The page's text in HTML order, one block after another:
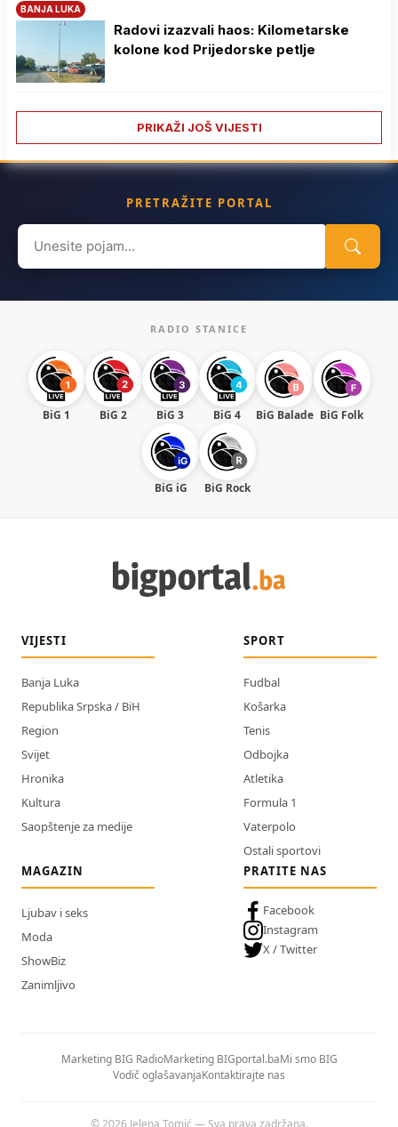
BANJA LUKA
Radovi izazvali haos: Kilometarske
kolone kod Prijedorske petlje
PRIKAŽI JOŠ VIJESTI
PRETRAŽITE PORTAL
Search
for:
RADIO STANICE
BiG 1 BiG 2 BiG 3 BiG 4 BiG Balade BiG Folk
BiG iG BiG Rock
VIJESTI
Banja Luka
Republika Srpska / BiH
Region
Svijet
Hronika
Kultura
Saopštenje za medije
SPORT
Fudbal
Košarka
Tenis
Odbojka
Atletika
Formula 1
Vaterpolo
Ostali sportovi
MAGAZIN
Ljubav i seks
Moda
ShowBiz
Zanimljivo
PRATITE NAS
Facebook
Instagram
X / Twitter
Marketing BIG RadioMarketing BIGportal.baMi smo BIG
Vodič oglašavanjaKontaktirajte nas
© 2026 Jelena Tomić — Sva prava zadržana.